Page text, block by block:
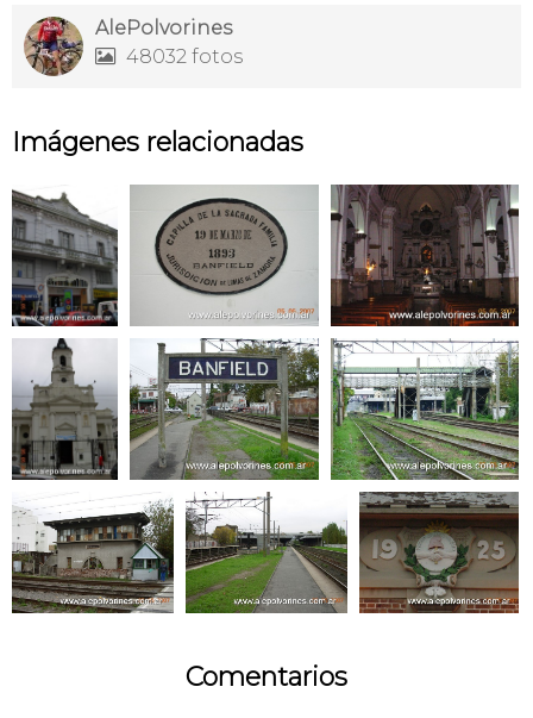
AlePolvorines
 48032 fotos
Imágenes relacionadas
Comentarios